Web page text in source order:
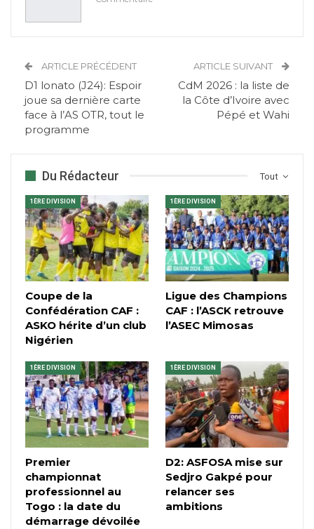
ARTICLE PRÉCÉDENT
D1 lonato (J24): Espoir
joue sa dernière carte
face à l’AS OTR, tout le
programme
ARTICLE SUIVANT
CdM 2026 : la liste de
la Côte d’Ivoire avec
Pépé et Wahi
Tout
Du Rédacteur
1ÈRE DIVISION
Coupe de la
Confédération CAF :
ASKO hérite d’un club
Nigérien
1ÈRE DIVISION
Ligue des Champions
CAF : l’ASCK retrouve
l’ASEC Mimosas
1ÈRE DIVISION
Premier
championnat
professionnel au
Togo : la date du
démarrage dévoilée
1ÈRE DIVISION
D2: ASFOSA mise sur
Sedjro Gakpé pour
relancer ses
ambitions